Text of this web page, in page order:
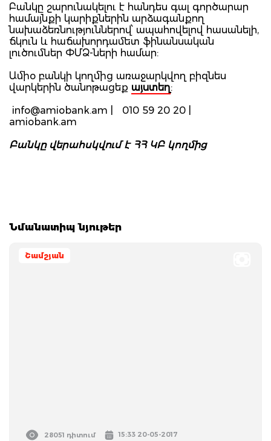
Բանկը շարունակելու է հանդես գալ գործարար
համայնքի կարիքներին արձագանքող
նախաձեռնություններով՝ ապահովելով հասանելի,
ճկուն և հաճախորդամետ ֆինանսական
լուծումներ ՓՄՁ-ների համար:
Ամիօ բանկի կողմից առաջարկվող բիզնես
վարկերին ծանոթացեք այստեղ:
info@amiobank.am | 010 59 20 20 |
amiobank.am
Բանկը վերահսկվում է ՀՀ ԿԲ կողմից
Նմանատիպ նյութեր
Շամշյան
28051 դիտում 15:33 20-05-2017